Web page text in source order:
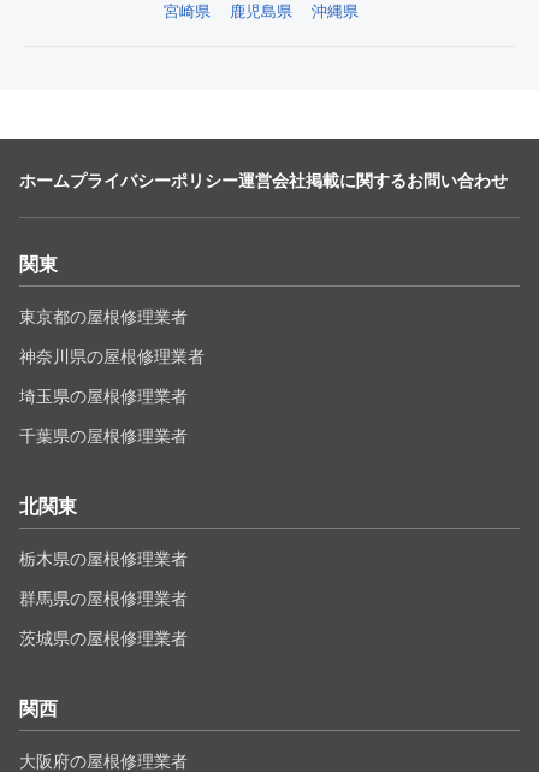
宮崎県 鹿児島県 沖縄県
ホームプライバシーポリシー運営会社掲載に関するお問い合わせ
関東
東京都の屋根修理業者
神奈川県の屋根修理業者
埼玉県の屋根修理業者
千葉県の屋根修理業者
北関東
栃木県の屋根修理業者
群馬県の屋根修理業者
茨城県の屋根修理業者
関西
大阪府の屋根修理業者